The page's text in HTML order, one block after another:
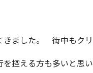
ました。 街中もク
控える方も多いと思